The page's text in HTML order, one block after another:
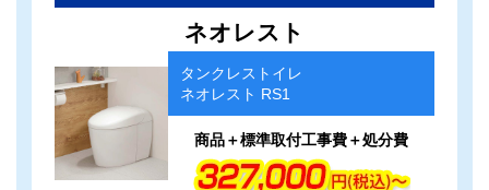
リ
ン
ネオレスト
タンクレストイレ
ネオレスト RS1
商品＋標準取付工事費＋処分費